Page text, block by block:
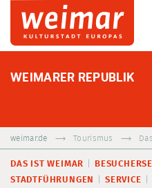
WEIMARER REPUBLIK
weimar.de Tourismus
DAS IST WEIMAR
STADTFÜHRUNGEN
SERVICE